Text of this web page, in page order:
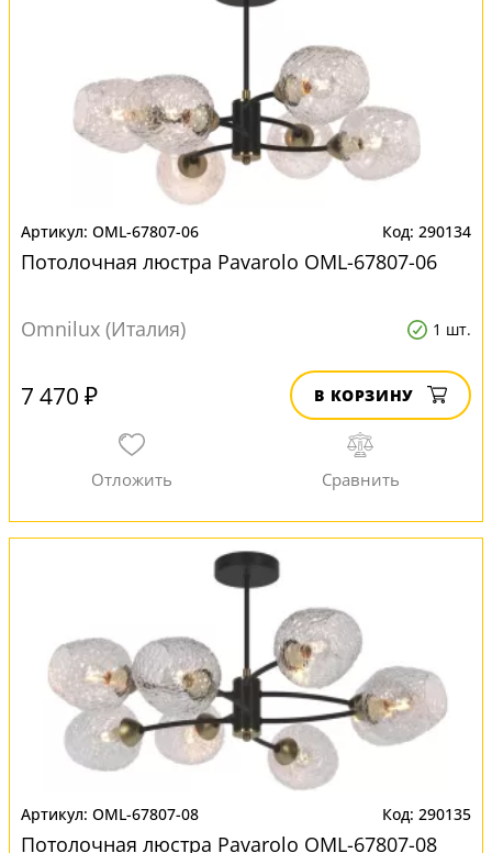
OML-67807-06 290134
Потолочная люстра Pavarolo OML-67807-06
Omnilux (Италия) 1 шт.
7 470 ₽ В КОРЗИНУ
OML-67807-08 290135
Потолочная люстра Pavarolo OML-67807-08